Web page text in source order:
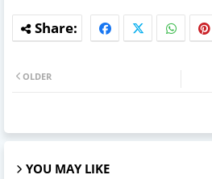
OLDER
YOU MAY LIKE